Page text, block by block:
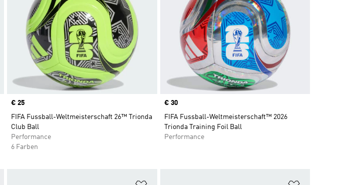
Price
€ 25
FIFA Fussball-Weltmeisterschaft 26™ Trionda
Club Ball
Performance
6 Farben
Price
€ 30
FIFA Fussball-Weltmeisterschaft™ 2026
Trionda Training Foil Ball
Performance